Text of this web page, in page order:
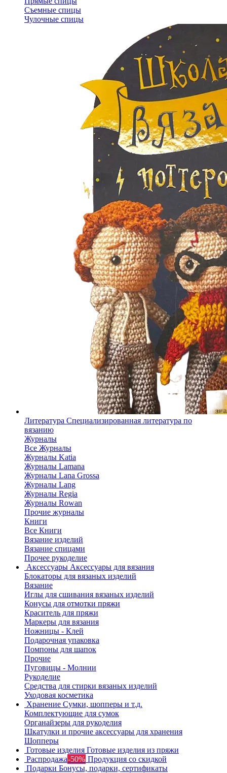
Съемные спицы
Чулочные спицы
Литература Специализированная литература по
вязанию
Журналы
Все Журналы
Журналы Katia
Журналы Lamana
Журналы Lana Grossa
Журналы Lang
Журналы Regia
Журналы Rowan
Прочие журналы
Книги
Все Книги
Вязание изделий
Вязание спицами
Прочее рукоделие
Аксессуары Аксессуары для вязания
Блокаторы для вязаных изделий
Вязание
Иглы для сшивания вязаных изделий
Конусы для отмотки пряжи
Краситель для пряжи
Маркеры для вязания
Ножницы - Клей
Подарочная упаковка
Помпоны для шапок
Прочие
Пуговицы - Молнии
Рукоделие
Средства для стирки вязаных изделий
Уходовая косметика
Хранение Сумки, шопперы и т.д.
Комплектующие для сумок
Органайзеры для рукоделия
Шкатулки и прочие аксессуары для хранения
Шопперы
Готовые изделия Готовые изделия из пряжи
Распродажа-50% Продукция со скидкой
Подарки Бонусы, подарки, сертификаты